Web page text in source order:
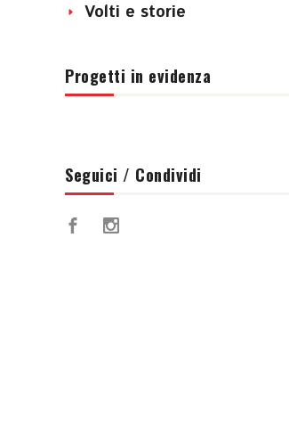
Volti e storie
Progetti in evidenza
Seguici / Condividi